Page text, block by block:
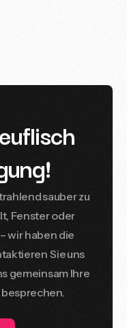
euflisch
ung!
sauberzu
Fensteroder
–wirhaben die
Sieuns
gemeinsam Ihre
besprechen.